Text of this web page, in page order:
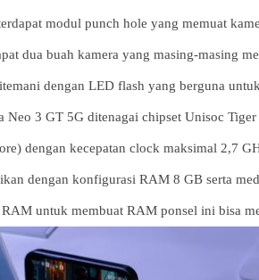
modul punch hole yang memuat
dua buah kamera yang masing-masing
dengan LED flash yang berguna
Neo 3 GT 5G ditenagai chipset Unisoc
dengan kecepatan clock maksimal 2,7
dengan konfigurasi RAM 8 GB serta
untuk membuat RAM ponsel ini bisa